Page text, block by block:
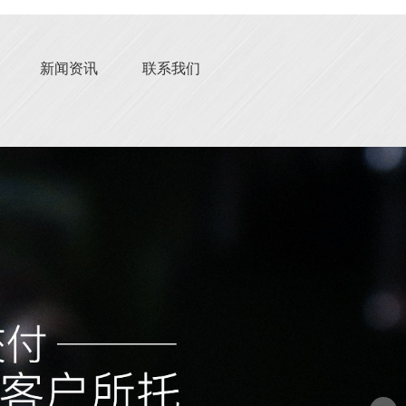
新闻资讯 联系我们